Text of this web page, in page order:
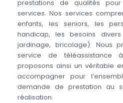
prestations de qualités
services. Nos services
enfants, les seniors, les
handicap, les besoins
jardinage, bricolage). Nous
service de téléassistance
proposons ainsi un véritable
accompagner pour
demande de prestation au
réalisation.